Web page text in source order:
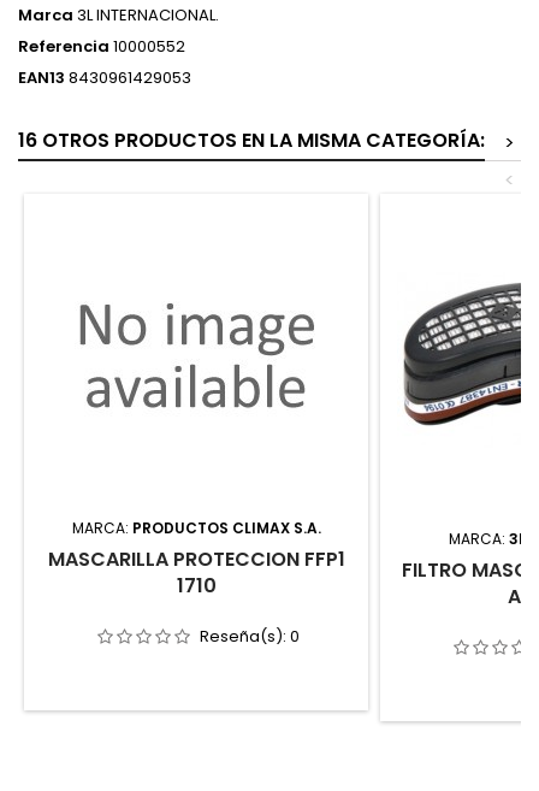
Marca 3L INTERNACIONAL.
Referencia 10000552
EAN13 8430961429053
16 OTROS PRODUCTOS EN LA MISMA CATEGORÍA:
>
<
MARCA: PRODUCTOS CLIMAX S.A.
MASCARILLA PROTECCION FFP1
1710
Reseña(s): 0
MARCA: 3L
FILTRO